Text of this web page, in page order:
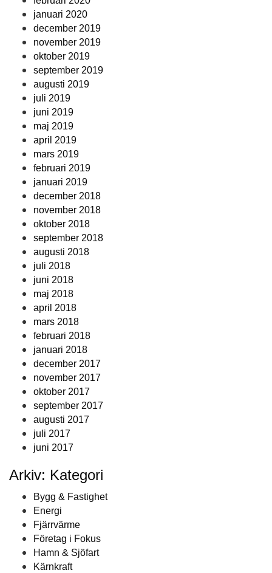
januari 2020
december 2019
november 2019
oktober 2019
september 2019
augusti 2019
juli 2019
juni 2019
maj 2019
april 2019
mars 2019
februari 2019
januari 2019
december 2018
november 2018
oktober 2018
september 2018
augusti 2018
juli 2018
juni 2018
maj 2018
april 2018
mars 2018
februari 2018
januari 2018
december 2017
november 2017
oktober 2017
september 2017
augusti 2017
juli 2017
juni 2017
Arkiv: Kategori
Bygg & Fastighet
Energi
Fjärrvärme
Företag i Fokus
Hamn & Sjöfart
Kärnkraft